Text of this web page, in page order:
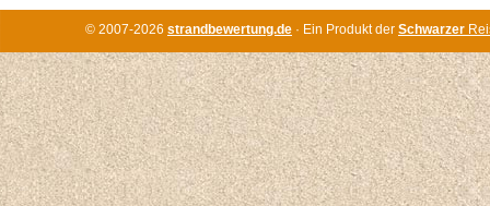
© 2007-2026 strandbewertung.de · Ein Produkt der Schwarzer